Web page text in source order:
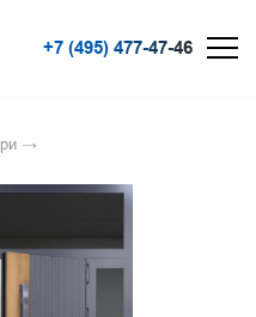
+7 (495) 477-47-46
→